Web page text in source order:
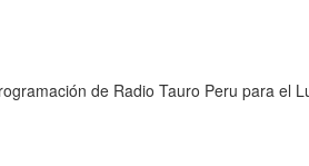
de Radio Tauro Peru para el